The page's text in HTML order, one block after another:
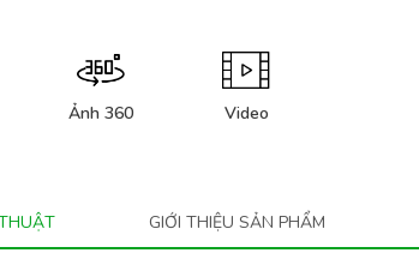
Ảnh 360 Video
GIỚI THIỆU SẢN PHẨM